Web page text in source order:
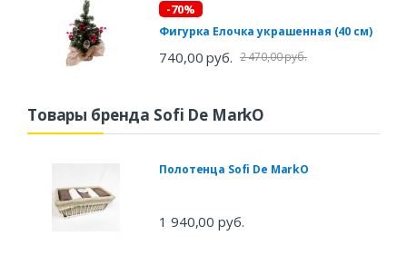
-70%
Фигурка Елочка украшенная (40 см)
740,00 руб. 2 470,00 руб.
Товары бренда Sofi De MarkO
Полотенца Sofi De MarkO
1 940,00 руб.